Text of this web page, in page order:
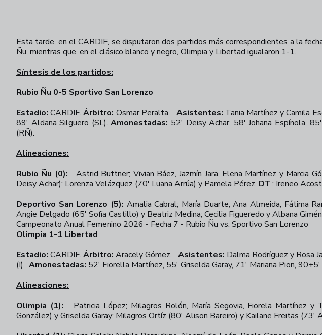
Esta tarde, en el CARDIF, se disputaron dos partidos más correspondientes a la
Ñu, mientras que, en el clásico blanco y negro, Olimpia y Libertad igualaron 1-1.
Síntesis de los partidos:
Rubio Ñu 0-5 Sportivo San Lorenzo
Estadio: CARDIF.Árbitro: Osmar Peralta. Asistentes: Tania Martínez y Camila
89' Aldana Silguero (SL).Amonestadas: 52' Deisy Achar, 58' Johana Espínola,
(RÑ).
Alineaciones:
Rubio Ñu (0):
Astrid Buttner; Vivian Báez, Jazmín Jara, Elena Martínez y Marcia
Deisy Achar): Lorenza Velázquez (70' Luana Arrúa) y Pamela Pérez. DT : Ireneo
Deportivo San Lorenzo (5): Amalia Cabral; María Duarte, Ana Almeida, Fátima
Angie Delgado (65' Sofía Castillo) y Beatriz Medina; Cecilia Figueredo y Albana
Campeonato Anual Femenino 2026 - Fecha 7 - Rubio Ñu vs. Sportivo San Lorenzo
Olimpia 1-1 Libertad
Estadio: CARDIF.Árbitro: Aracely Gómez.Asistentes: Dalma Rodríguez y Rosa
(I). Amonestadas: 52' Fiorella Martínez, 55' Griselda Garay, 71' Mariana Pion, 90+5'
Alineaciones:
Olimpia (1):
Patricia López; Milagros Rolón, María Segovia, Fiorela Martínez y
González) y Griselda Garay; Milagros Ortíz (80' Alison Bareiro) y Kailane Freitas (73'